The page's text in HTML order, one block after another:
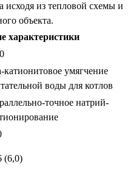
исходя из тепловой схемы и
объекта.
характеристики
катионитовое умягчение
воды для котлов
точное натрий-
(6,0)